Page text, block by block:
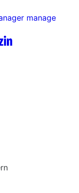
manage